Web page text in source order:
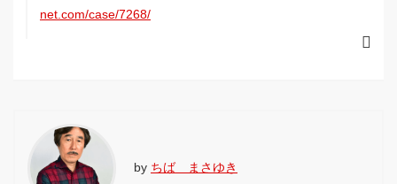
net.com/case/7268/
by ちば まさゆき